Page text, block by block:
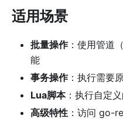
适用场景
批量操作：使用管道
能
事务操作：执行需要
Lua脚本：执行自定
高级特性 ：访问 go-